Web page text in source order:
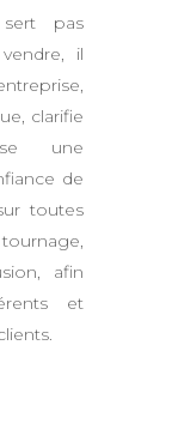
pas
il
clarifie
une
de
toutes
afin
et